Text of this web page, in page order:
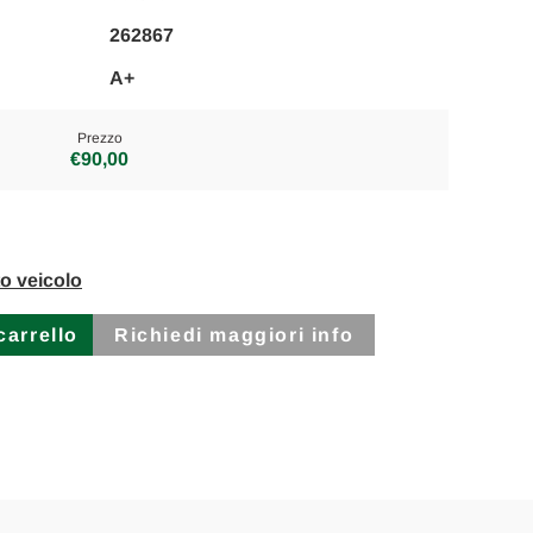
A+
262867
Prezzo
€90,00
veicolo
Richiedi maggiori info